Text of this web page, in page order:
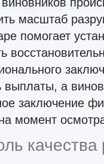
масштаб
помогает
выплаты, а
заключение
момент